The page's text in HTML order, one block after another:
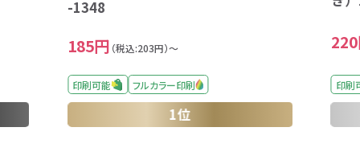
-1348
185円 （税込:203円）～
印刷可能 フルカラー印刷
1位
印刷